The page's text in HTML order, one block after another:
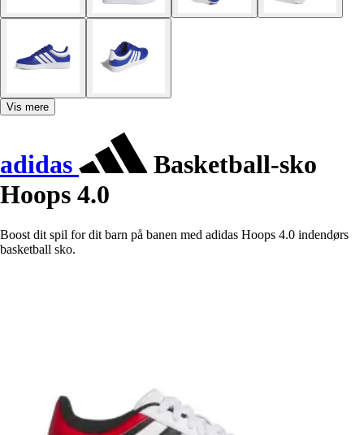
Vis mere
adidas
Basketball-sko
Hoops 4.0
Boost dit spil for dit barn på banen med adidas Hoops 4.0 indendørs
basketball sko.